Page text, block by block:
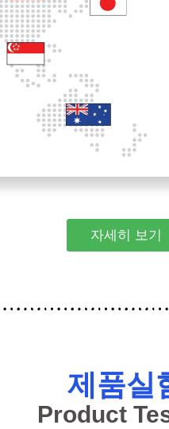
자세히 보기
제품실
Product